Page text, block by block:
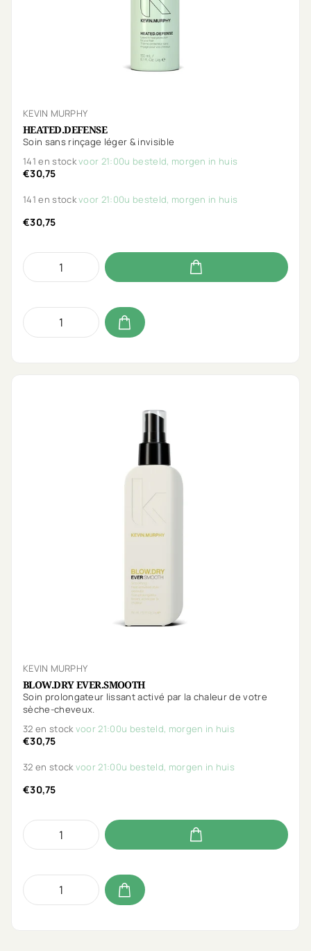
KEVIN MURPHY
HEATED.DEFENSE
Soin sans rinçage léger & invisible
141 en stockvoor 21:00u besteld, morgen in huis
€30,75
141 en stockvoor 21:00u besteld, morgen in huis
€30,75
KEVIN MURPHY
BLOW.DRY EVER.SMOOTH
Soin prolongateur lissant activé par la chaleur de votre
sèche-cheveux.
32 en stockvoor 21:00u besteld, morgen in huis
€30,75
32 en stockvoor 21:00u besteld, morgen in huis
€30,75